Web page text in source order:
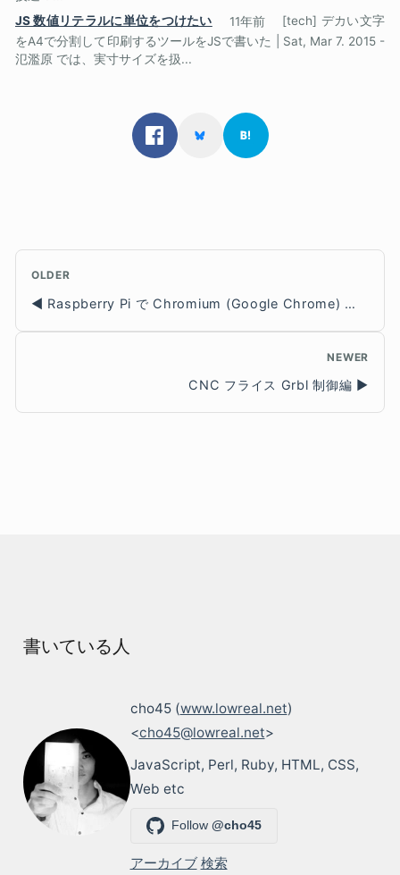
JS 数値リテラルに単位をつけたい
11年前
[tech] デカい文字
をA4で分割して印刷するツールをJSで書いた | Sat, Mar 7. 2015 -
氾濫原 では、実寸サイズを扱...
OLDER
Raspberry Pi で Chromium (Google Chrome) を Kiosk モードで起動する
NEWER
CNC フライス Grbl 制御編
書いている人
cho45 (www.lowreal.net)
<cho45@lowreal.net>
JavaScript, Perl, Ruby, HTML, CSS,
Web etc
Follow@cho45
アーカイブ 検索